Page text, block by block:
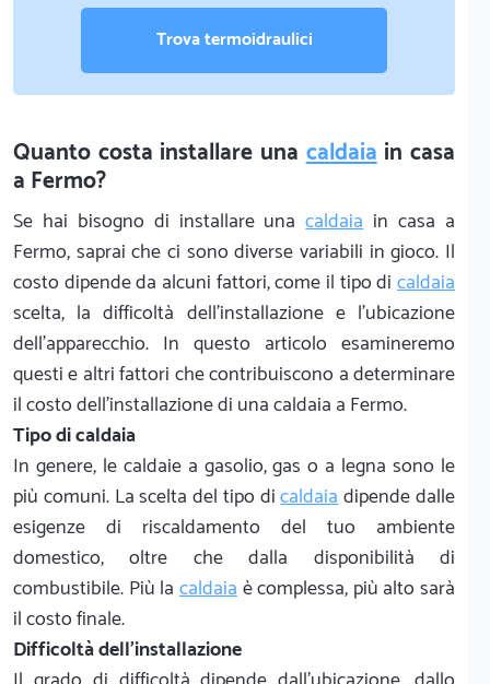
Trova termoidraulici
Quanto costa installare unacaldaiain casa
a Fermo?
Se hai bisogno di installare unacaldaiain casa a
Fermo, saprai che ci sono diverse variabili in gioco. Il
costo dipende da alcuni fattori, come il tipo di caldaia
scelta, la difficoltà dell'installazione e l'ubicazione
dell'apparecchio. In questo articolo esamineremo
questi e altri fattori che contribuiscono a determinare
il costo dell'installazione di una caldaia a Fermo.
Tipo di caldaia
In genere, le caldaie a gasolio, gas o a legna sono le
più comuni. La scelta del tipo dicaldaiadipende dalle
esigenze di riscaldamento del tuo ambiente
domestico, oltre che dalla disponibilità di
combustibile. Più la caldaiaè complessa, più alto sarà
il costo finale.
Difficoltà dell'installazione